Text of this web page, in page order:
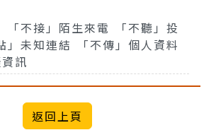
「不接」陌生來電 「不聽」投
」未知連結 「不傳」個人資料
訊